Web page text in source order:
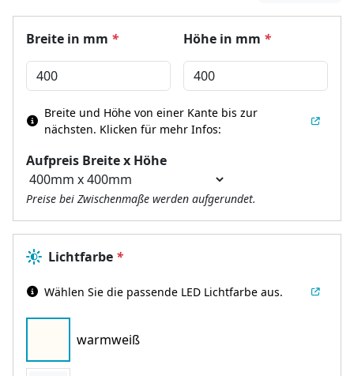
Breite in mm * Höhe in mm *
Aufpreis Breite x Höhe
Breite und Höhe von einer Kante bis zur
nächsten. Klicken für mehr Infos:
Preise bei Zwischenmaße werden aufgerundet.
Lichtfarbe *
Wählen Sie die passende LED Lichtfarbe aus.
warmweiß